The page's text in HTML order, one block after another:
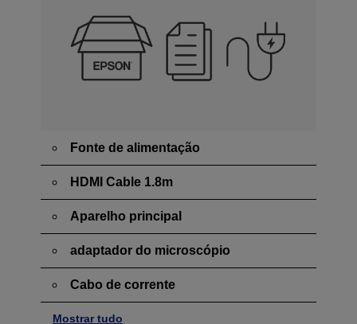
Fonte de alimentação
HDMI Cable 1.8m
Aparelho principal
adaptador do microscópio
Cabo de corrente
Mostrar tudo